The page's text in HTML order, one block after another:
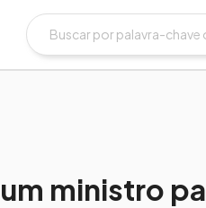
ministro